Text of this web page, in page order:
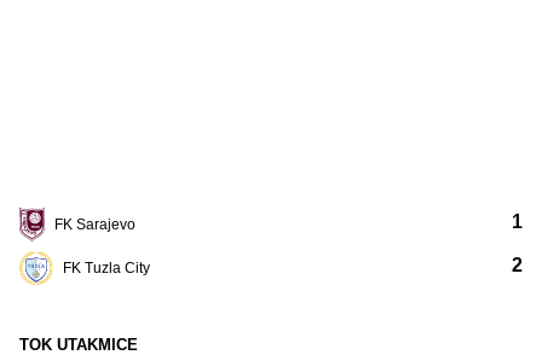
FK Sarajevo
FK Tuzla City
1
2
TOK UTAKMICE